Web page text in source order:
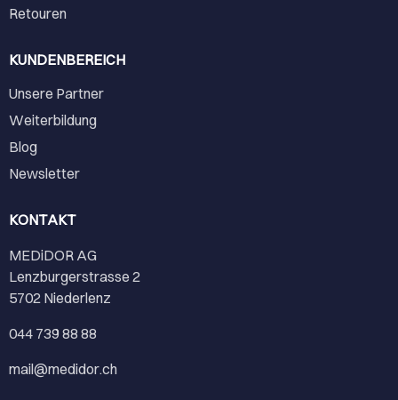
Retouren
KUNDENBEREICH
Unsere Partner
Weiterbildung
Blog
Newsletter
KONTAKT
MEDiDOR AG
Lenzburgerstrasse 2
5702 Niederlenz
044 739 88 88
mail@medidor.ch